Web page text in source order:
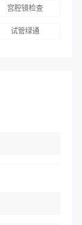
宫腔镜检查
试管绿通